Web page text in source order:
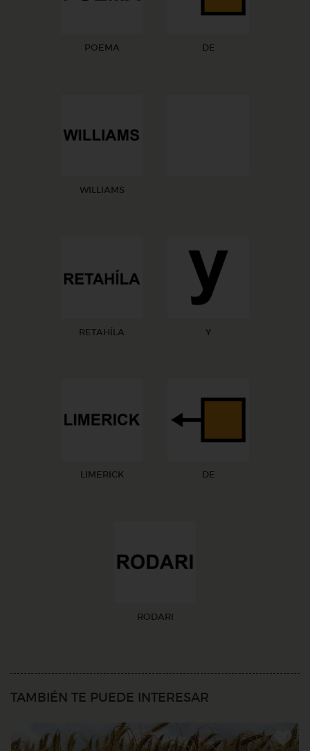
POEMA DE
WILLIAMS
RETAHÍLA Y
LIMERICK DE
RODARI
TAMBIÉN TE PUEDE INTERESAR